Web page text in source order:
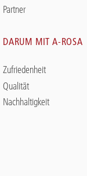
Partner
DARUM MIT A-ROSA
Zufriedenheit
Qualität
Nachhaltigkeit